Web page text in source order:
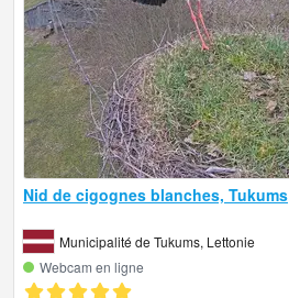
Nid de cigognes blanches, Tukums
Municipalité de Tukums, Lettonie
Webcam en ligne